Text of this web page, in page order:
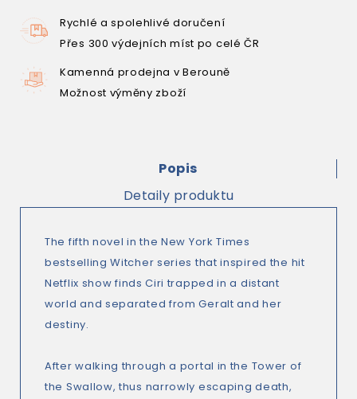
Rychlé a spolehlivé doručení
Přes 300 výdejních míst po celé ČR
Kamenná prodejna v Berouně
Možnost výměny zboží
Popis
Detaily produktu
The fifth novel in the New York Times
bestselling Witcher series that inspired the hit
Netflix show finds Ciri trapped in a distant
world and separated from Geralt and her
destiny.
After walking through a portal in the Tower of
the Swallow, thus narrowly escaping death,